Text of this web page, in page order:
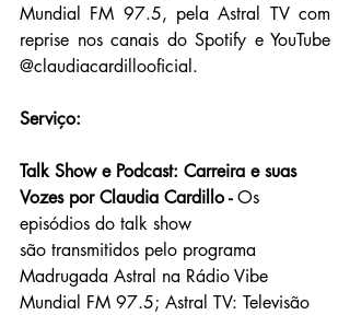
Mundial FM 97.5, pela Astral TV com
reprise nos canais do Spotify e YouTube
@claudiacardillooficial.
Serviço:
Talk Show e Podcast: Carreira e suas
Vozes por Claudia Cardillo - Os
episódios do talk show
são transmitidos pelo programa
Madrugada Astral na Rádio Vibe
Mundial FM 97.5; Astral TV: Televisão